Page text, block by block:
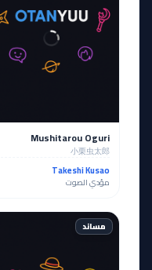
Mushitarou Oguri
小栗虫太郎
Takeshi Kusao
مؤدي الصوت
مساند